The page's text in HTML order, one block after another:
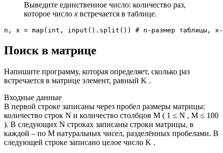
Выведите единственное число: количество раз,
которое число x встречается в таблице.
n, x = map(int, input().split()) # n-размер таблицы, x-
Поиск в матрице
Напишите программу, которая определяет, сколько раз
встречается в матрице элемент, равный K .
Входные данные
В первой строке записаны через пробел размеры матрицы:
количество строк N и количество столбцов M ( 1 ≤ N , M ≤ 100
). В следующих N строках записаны строки матрицы, в
каждой – по M натуральных чисел, разделённых пробелами. В
следующей строке записано целое число K .